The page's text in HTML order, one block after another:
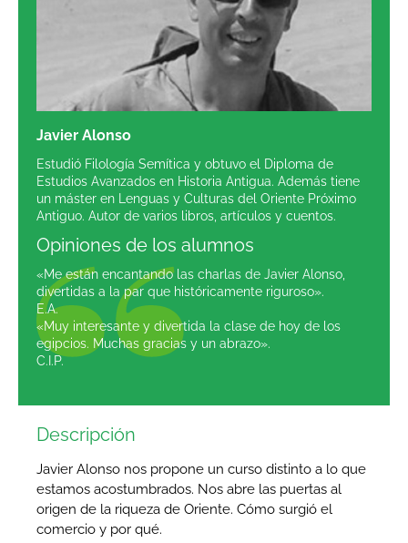
Javier Alonso
Estudió Filología Semítica y obtuvo el Diploma de
Estudios Avanzados en Historia Antigua. Además tiene
un máster en Lenguas y Culturas del Oriente Próximo
Antiguo. Autor de varios libros, artículos y cuentos.
Opiniones de los alumnos
«Me están encantando las charlas de Javier Alonso,
divertidas a la par que históricamente riguroso».
E.A.
«Muy interesante y divertida la clase de hoy de los
egipcios. Muchas gracias y un abrazo».
C.I.P.
Descripción
Javier Alonso nos propone un curso distinto a lo que
estamos acostumbrados. Nos abre las puertas al
origen de la riqueza de Oriente. Cómo surgió el
comercio y por qué.